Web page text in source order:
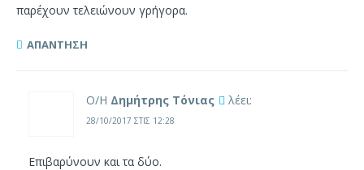
παρέχουν τελειώνουν γρήγορα.
ΑΠΆΝΤΗΣΗ
Ο/Η Δημήτρης Τόνιας λέει:
28/10/2017 ΣΤΙΣ 12:28
Επιβαρύνουν και τα δύο.